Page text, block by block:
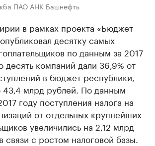
ПАО АНК Башнефть
в рамках проекта «Бюджет
десятку самых
по данным за 2017
десять компаний дали 36,9% от
в бюджет республики,
млрд рублей. По данным
году поступления налога на
от отдельных крупнейших
увеличились на 2,12 млрд
связи с ростом налоговой базы.